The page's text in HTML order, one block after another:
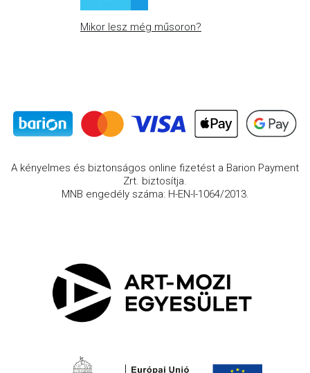
Mikor lesz még műsoron?
A kényelmes és biztonságos online fizetést a Barion Payment
Zrt. biztosítja.
MNB engedély száma: H-EN-I-1064/2013.